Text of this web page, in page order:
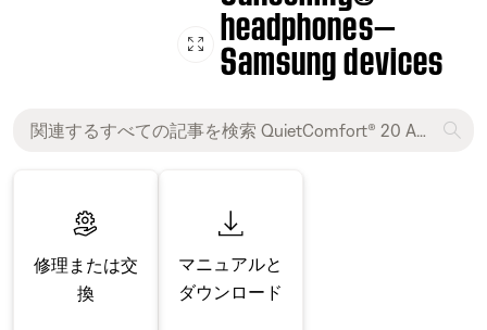
headphones—
Samsung devices
修理または交
換
マニュアルと
ダウンロード